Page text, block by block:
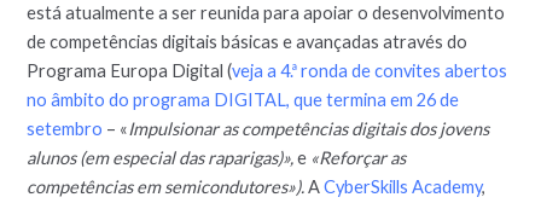
está atualmente a ser reunida para apoiar o desenvolvimento
de competências digitais básicas e avançadas através do
Programa Europa Digital (veja a 4.ª ronda de convites abertos
no âmbito do programa DIGITAL, que termina em 26 de
setembro – «Impulsionar as competências digitais dos jovens
alunos (em especial das raparigas)»,e «Reforçar as
competências em semicondutores»).ACyberSkills Academy,